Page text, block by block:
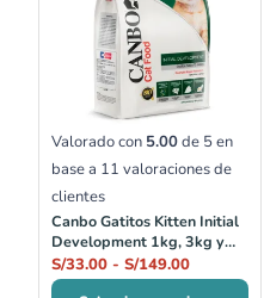
Valorado con 5.00de 5 en
base a 11 valoraciones de
clientes
Canbo Gatitos Kitten Initial
Development 1kg, 3kg y
7kg
S/33.00 - S/149.00
desde
S/33.00
hasta
S/149.00